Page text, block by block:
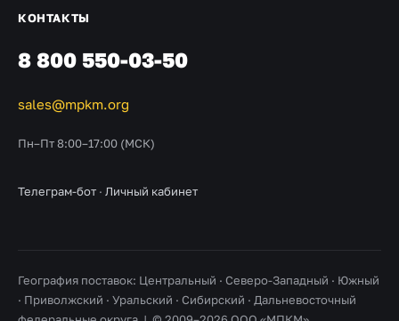
КОНТАКТЫ
8 800 550-03-50
sales@mpkm.org
Пн–Пт 8:00–17:00 (МСК)
Телеграм-бот · Личный кабинет
География поставок: Центральный · Северо-Западный · Южный
· Приволжский · Уральский · Сибирский · Дальневосточный